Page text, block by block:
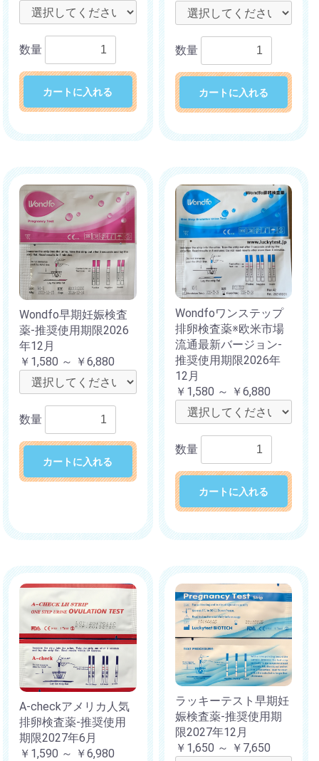
数量
カートに入れる
数量
カートに入れる
Wondfo早期妊娠検査
薬-推奨使用期限2026
年12月
￥1,580 ～ ￥6,880
数量
カートに入れる
Wondfoワンステップ
排卵検査薬※欧米市場
流通最新バージョン-
推奨使用期限2026年
12月
￥1,580 ～ ￥6,880
数量
カートに入れる
A-checkアメリカ人気
排卵検査薬-推奨使用
期限2027年6月
￥1,590 ～ ￥6,980
ラッキーテスト早期妊
娠検査薬-推奨使用期
限2027年12月
￥1,650 ～ ￥7,650